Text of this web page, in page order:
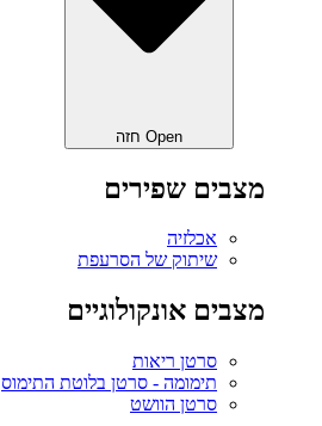
Open חזה
מצבים שפירים
אכלזיה
שיתוק של הסרעפת
מצבים אונקולוגיים
סרטן ריאות
תימומה - סרטן בלוטת התימוס
סרטן הוושט